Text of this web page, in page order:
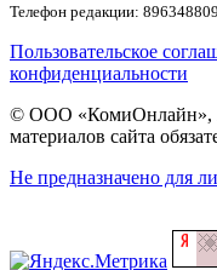
Телефон редакции:
Пользовательское
конфиденциальности
© ООО «КомиОнлайн»,
материалов сайта
Не предназначено для